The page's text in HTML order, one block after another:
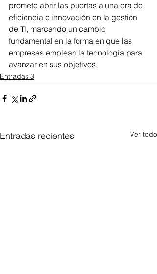
promete abrir las puertas a una era de
eficiencia e innovación en la gestión
de TI, marcando un cambio
fundamental en la forma en que las
empresas emplean la tecnología para
avanzar en sus objetivos.
Entradas 3
Entradas recientes Ver todo